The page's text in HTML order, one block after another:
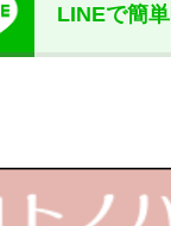
LINEで簡